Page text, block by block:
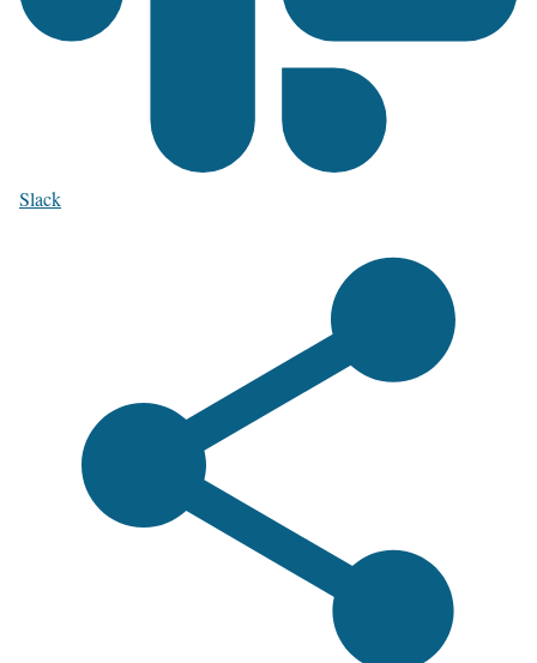
Slack